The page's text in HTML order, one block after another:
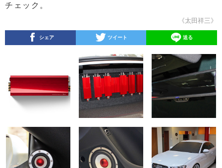
チェック。
《太田祥三》
シェア ツイート 送る